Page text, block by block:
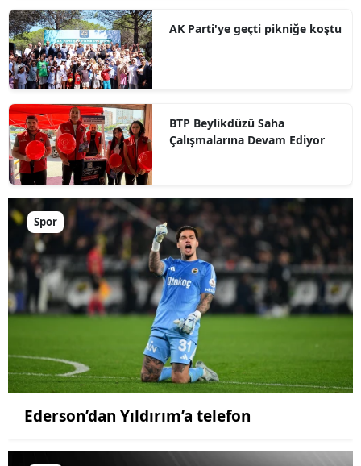
AK Parti'ye geçti pikniğe koştu
BTP Beylikdüzü Saha
Çalışmalarına Devam Ediyor
Spor
Ederson’dan Yıldırım’a telefon